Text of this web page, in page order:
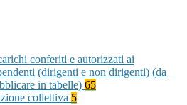
conferiti e autorizzati ai
(dirigenti e non dirigenti) (da
in tabelle) 65
collettiva 5